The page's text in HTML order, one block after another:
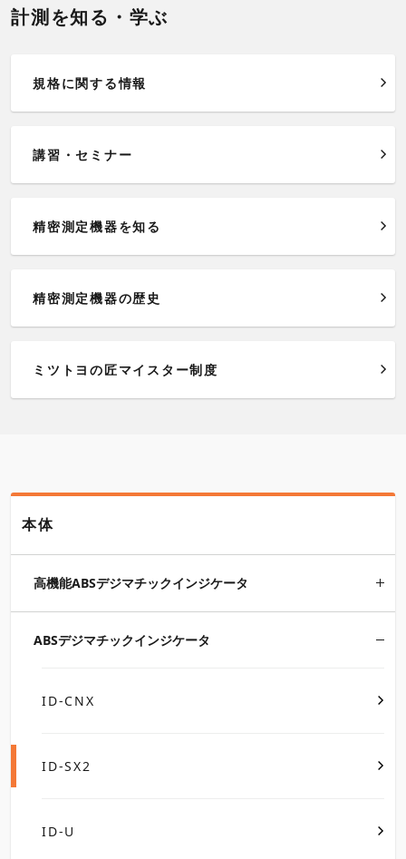
計測を知る・学ぶ
規格に関する情報
講習・セミナー
精密測定機器を知る
精密測定機器の歴史
ミツトヨの匠マイスター制度
本体
高機能ABSデジマチックインジケータ
ABSデジマチックインジケータ
ID-CNX
ID-SX2
ID-U